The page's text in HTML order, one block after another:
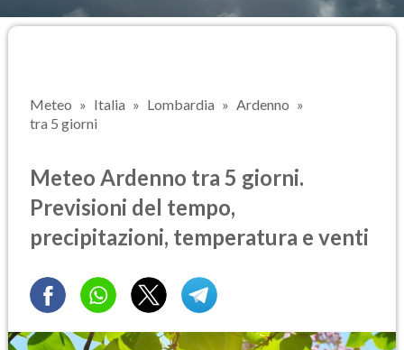
Meteo Italia Lombardia
Ardenno
tra 5 giorni
Meteo Ardenno tra 5 giorni.
Previsioni del tempo,
precipitazioni, temperatura e venti